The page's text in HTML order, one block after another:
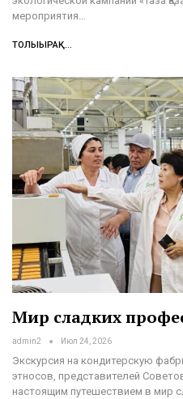
мероприятия…
ТОЛЫҒЫРАҚ...
Мир сладких
admin2 Июл 24, 2026
Экскурсия на кондитерскую
этносов, представителей
настоящим путешествием в мир